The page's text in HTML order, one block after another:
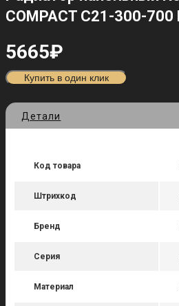
COMPACT C21-300-700
5665₽
Купить в один клик
Детали
Код товара
Штрихкод
Бренд
Серия
Материал